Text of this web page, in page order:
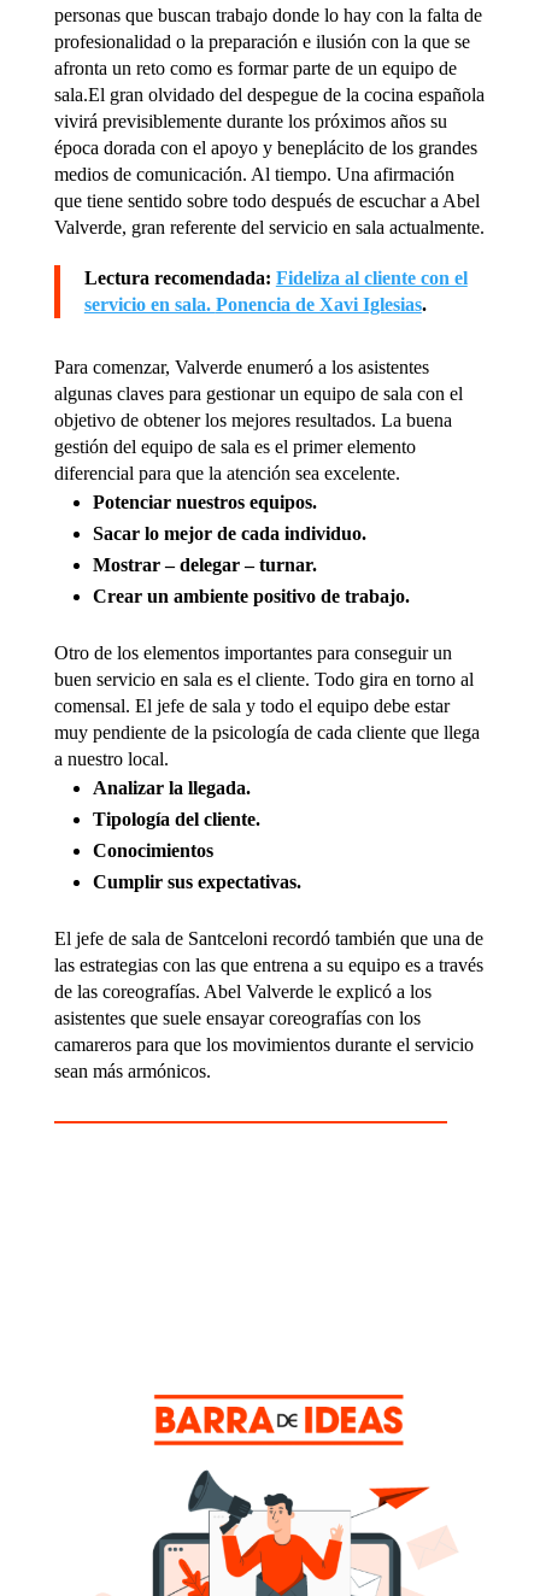
personas que buscan trabajo donde lo hay con la falta de
profesionalidad o la preparación e ilusión con la que se
afronta un reto como es formar parte de un equipo de
sala.El gran olvidado del despegue de la cocina española
vivirá previsiblemente durante los próximos años su
época dorada con el apoyo y beneplácito de los grandes
medios de comunicación. Al tiempo. Una afirmación
que tiene sentido sobre todo después de escuchar a Abel
Valverde, gran referente del servicio en sala actualmente.
Lectura recomendada: Fideliza al cliente con el
servicio en sala. Ponencia de Xavi Iglesias.
Para comenzar, Valverde enumeró a los asistentes
algunas claves para gestionar un equipo de sala con el
objetivo de obtener los mejores resultados. La buena
gestión del equipo de sala es el primer elemento
diferencial para que la atención sea excelente.
Potenciar nuestros equipos.
Sacar lo mejor de cada individuo.
Mostrar – delegar – turnar.
Crear un ambiente positivo de trabajo.
Otro de los elementos importantes para conseguir un
buen servicio en sala es el cliente. Todo gira en torno al
comensal. El jefe de sala y todo el equipo debe estar
muy pendiente de la psicología de cada cliente que llega
a nuestro local.
Analizar la llegada.
Tipología del cliente.
Conocimientos
Cumplir sus expectativas.
El jefe de sala de Santceloni recordó también que una de
las estrategias con las que entrena a su equipo es a través
de las coreografías. Abel Valverde le explicó a los
asistentes que suele ensayar coreografías con los
camareros para que los movimientos durante el servicio
sean más armónicos.